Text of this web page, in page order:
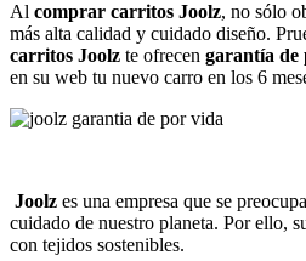
Al comprar carritos Joolz, no sólo
más alta calidad y cuidado diseño.
carritos Joolz te ofrecen garantía de
en su web tu nuevo carro en los 6
Joolz es una empresa que se
cuidado de nuestro planeta. Por ello,
con tejidos sostenibles.